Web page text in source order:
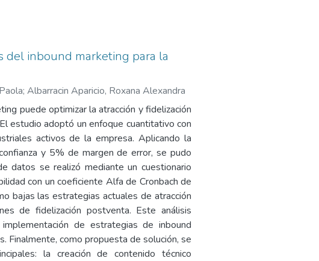
del inbound marketing para la
; Albarracin Aparicio, Roxana Alexandra
puede optimizar la atracción y fidelización
estudio adoptó un enfoque cuantitativo con
activos de la empresa. Aplicando la
y 5% de margen de error, se pudo
datos se realizó mediante un cuestionario
con un coeficiente Alfa de Cronbach de
bajas las estrategias actuales de atracción
de fidelización postventa. Este análisis
de estrategias de inbound
Finalmente, como propuesta de solución, se
la creación de contenido técnico